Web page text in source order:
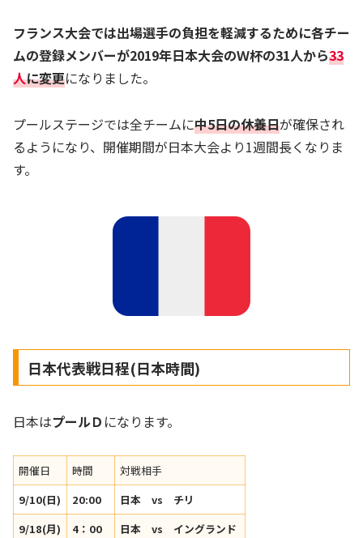
フランス大会では出場選手の負担を軽減するために各チー
ムの登録メンバーが2019年日本大会のＷ杯の31人から33
人に変更になりました。
プールステージでは全チームに中5日の休養日が確保され
るようになり、開催期間が日本大会より1週間長くなりま
す。
日本代表戦日程(日本時間)
日本はプールＤ になります。
開催日 時間
対戦相手
9/10(日)
20:00
日本 vs チリ
9/18(月)
4：00
日本 vs イングランド